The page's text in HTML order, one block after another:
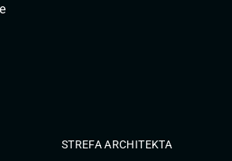
STREFA ARCHITEKTA